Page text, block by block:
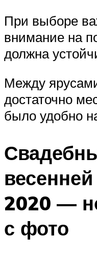
При выборе
внимание на
должна
Между
достаточно
было удобно
2020 —
с фото